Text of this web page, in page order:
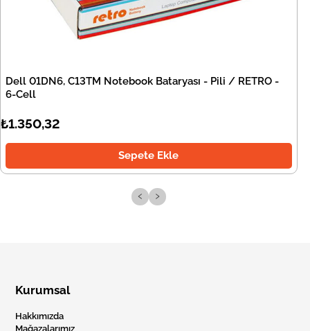
Dell 01DN6, C13TM Notebook Bataryası - Pili / RETRO -
6-Cell
₺1.350,32
Sepete Ekle
‹ ›
Kurumsal
Hakkımızda
Mağazalarımız